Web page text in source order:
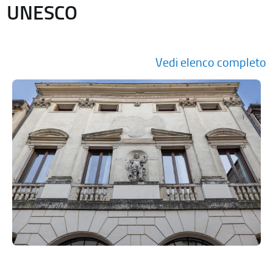
UNESCO
Vedi elenco completo